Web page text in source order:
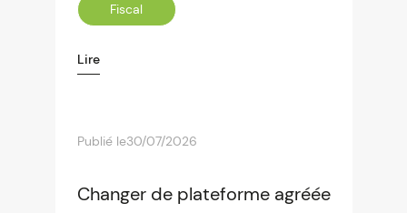
Fiscal
Lire
Publié le30/07/2026
Changer de plateforme agréée